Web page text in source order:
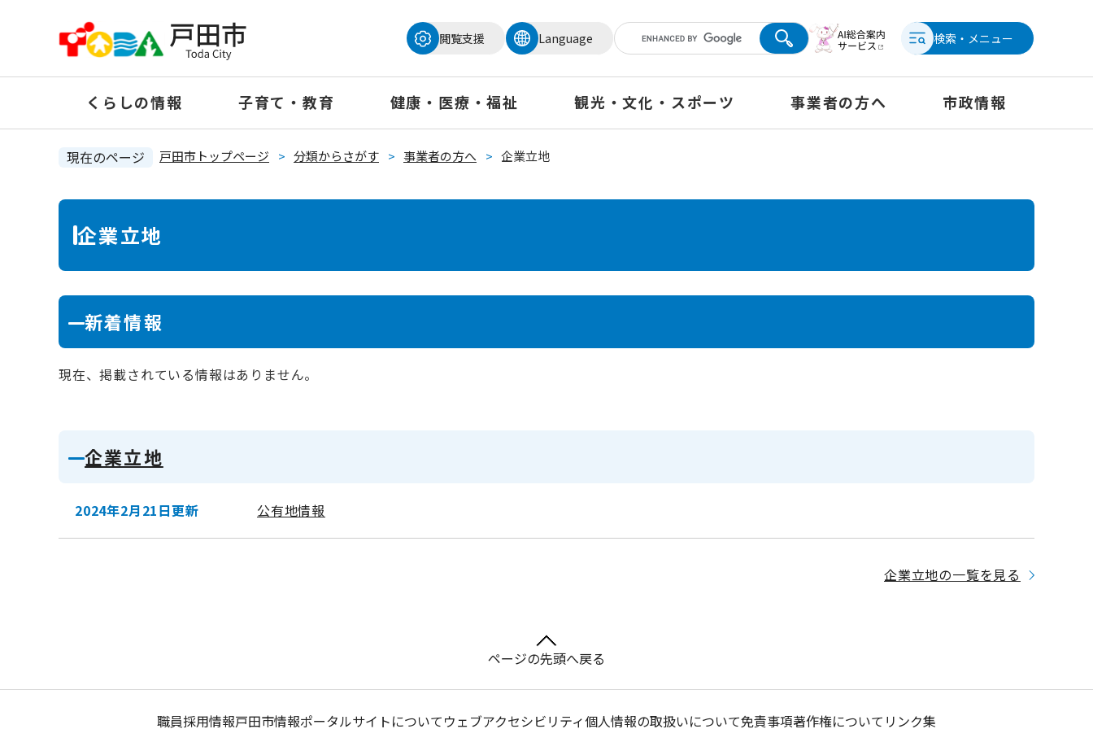
の
頭
閲覧支援
Language 検索・メニュー
くらしの情報 子育て・教育 健康・医療・福祉 観光・文化・スポーツ 事業者の方へ 市政情報
現在のページ 戸田市トップページ > 分類からさがす > 事業者の方へ > 企業立地
本
企業立地
新着情報
現在、掲載されている情報はありません。
企業立地
2024年2月21日更新 公有地情報
企業立地の一覧を見る
ページの先頭へ戻る
職員採用情報戸田市情報ポータルサイトについてウェブアクセシビリティ個人情報の取扱いについて免責事項著作権について リンク集